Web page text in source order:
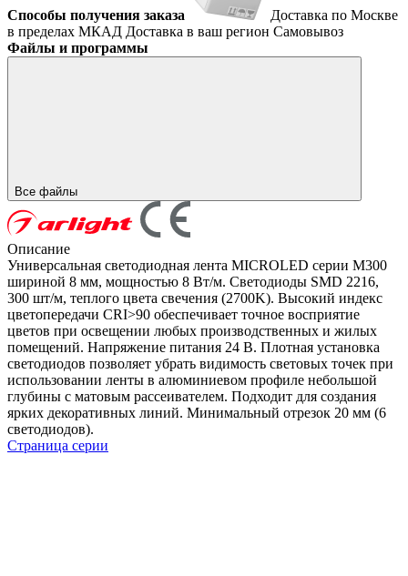
Способы получения заказа
Доставка по Москве
в пределах МКАД Доставка в ваш регион Самовывоз
Файлы и программы
Все файлы
Описание
Универсальная светодиодная лента MICROLED серии M300
шириной 8 мм, мощностью 8 Вт/м. Светодиоды SMD 2216,
300 шт/м, теплого цвета свечения (2700K). Высокий индекс
цветопередачи CRI>90 обеспечивает точное восприятие
цветов при освещении любых производственных и жилых
помещений. Напряжение питания 24 В. Плотная установка
светодиодов позволяет убрать видимость световых точек при
использовании ленты в алюминиевом профиле небольшой
глубины с матовым рассеивателем. Подходит для создания
ярких декоративных линий. Минимальный отрезок 20 мм (6
светодиодов).
Страница серии